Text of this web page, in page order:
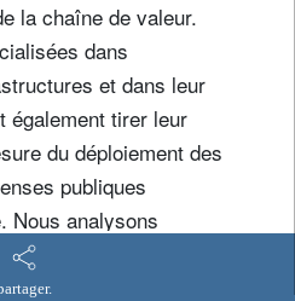
la chaîne de valeur.
dans
et dans leur
également tirer leur
du déploiement des
publiques
Nous analysons
afin de
être intégrés dans